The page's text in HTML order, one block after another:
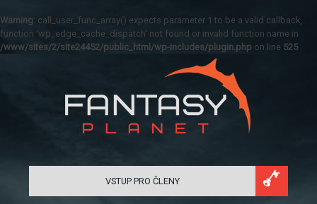
Warning: call_user_func_array() expects parameter 1 to be a valid callback,
function 'wp_edge_cache_dispatch' not found or invalid function name in
/www/sites/2/site24452/public_html/wp-includes/plugin.php on line 525
VSTUP PRO ČLENY